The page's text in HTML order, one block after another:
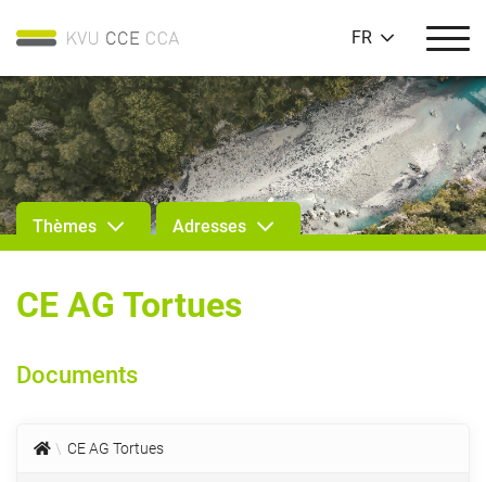
FR
Thèmes Adresses
CE AG Tortues
Documents
CE AG Tortues